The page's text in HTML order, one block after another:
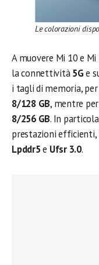
Le colorazioni
A muovere Mi 10 e
la connettività5Ge
i tagli di memoria,
8/128 GB, mentre per
8/256 GB. In
prestazioni
Lpddr5e Ufsr 3.0.